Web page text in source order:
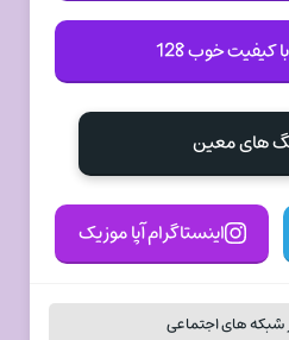
کیفیت خوب 128
های معین
اینستاگرام آپا موزیک
شبکه های اجتماعی